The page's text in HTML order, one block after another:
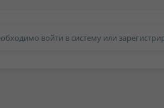
войти в систему или